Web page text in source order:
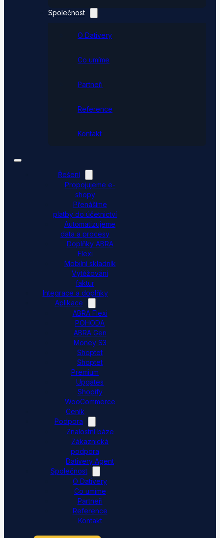
Společnost
O Dativery
Co umíme
Partneři
Reference
Kontakt
Řešení
Propojujeme e-
shopy
Přenášíme
platby do účetnictví
Automatizujeme
data a procesy
Doplňky ABRA
Flexi
Mobilní skladník
Vytěžování
faktur
Integrace a doplňky
Aplikace
ABRA Flexi
POHODA
ABRA Gen
Money S3
Shoptet
Shoptet
Premium
Upgates
Shopify
WooCommerce
Ceník
Podpora
Znalostní báze
Zákaznická
podpora
Dativery Agent
Společnost
O Dativery
Co umíme
Partneři
Reference
Kontakt